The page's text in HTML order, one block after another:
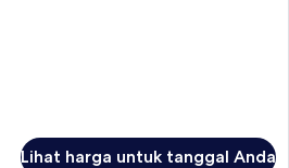
Lihat harga untuk tanggal Anda